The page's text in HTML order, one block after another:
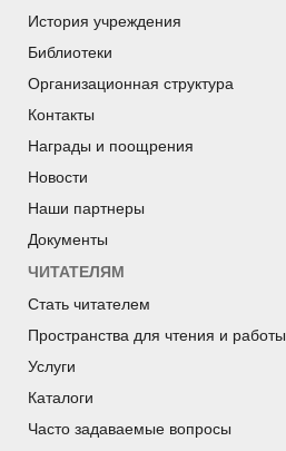
История учреждения
Библиотеки
Организационная структура
Контакты
Награды и поощрения
Новости
Наши партнеры
Документы
ЧИТАТЕЛЯМ
Стать читателем
Пространства для чтения и работы
Услуги
Каталоги
Часто задаваемые вопросы